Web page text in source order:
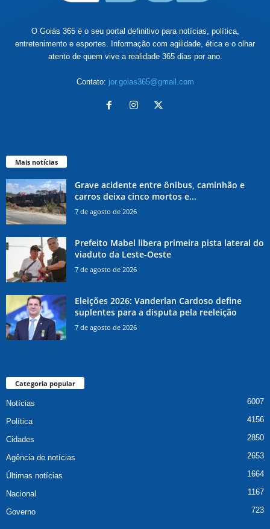
O Goiás 365 é o seu portal definitivo para notícias, política,
entretenimento e esportes. Informação com agilidade, ética e o olhar
atento de quem vive a realidade 365 dias por ano.
Contato: jor.goias365@gmail.com
Mais notícias
Grave acidente entre ônibus, caminhão e
carros deixa cinco mortos e...
7 de agosto de 2026
Prefeito Mabel libera primeira pista lateral do
viaduto da Leste-Oeste
7 de agosto de 2026
Eleições 2026: Vanderlan Cardoso define
suplentes para a disputa pela reeleição
7 de agosto de 2026
Categoria popular
Notícias 6007
Política 4156
Cidades 2850
Agência de notícias 2653
Últimas notícias 1664
Nacional 1167
Governo 723